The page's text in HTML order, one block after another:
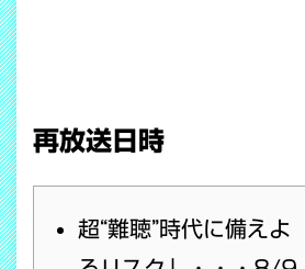
再放送日時
超“難聴”時代に備えよ